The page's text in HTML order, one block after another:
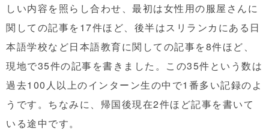
しい内容を照らし合わせ、最初は女性用の服屋さんに
関しての記事を17件ほど、後半はスリランカにある日
本語学校など日本語教育に関しての記事を8件ほど、
現地で35件の記事を書きました。この35件という数は
過去100人以上のインターン生の中で1番多い記録のよ
うです。ちなみに、帰国後現在2件ほど記事を書いて
いる途中です。